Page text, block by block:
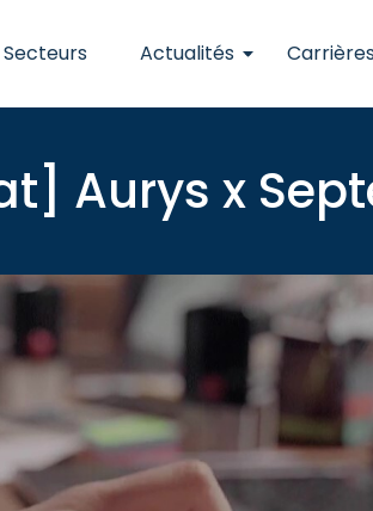
Secteurs Actualités
Aurys x